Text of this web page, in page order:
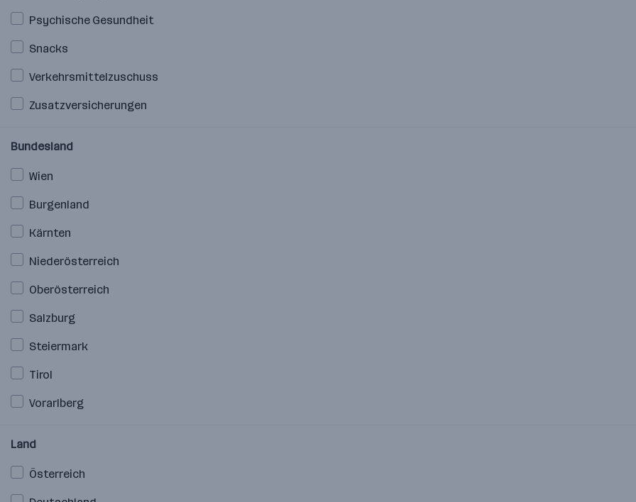
Psychische Gesundheit
Snacks
Verkehrsmittelzuschuss
Zusatzversicherungen
Bundesland
Wien
Burgenland
Kärnten
Niederösterreich
Oberösterreich
Salzburg
Steiermark
Tirol
Vorarlberg
Land
Österreich